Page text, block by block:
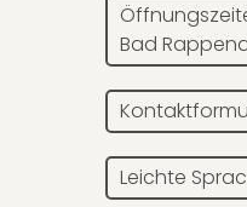
Bad
Leichte